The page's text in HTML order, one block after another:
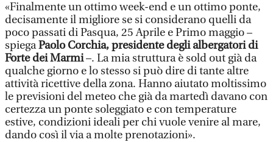
«Finalmente un ottimo week-end e un ottimo ponte,
decisamente il migliore se si considerano quelli da
poco passati di Pasqua, 25 Aprile e Primo maggio –
spiegaPaolo Corchia, presidente degli albergatori di
Forte dei Marmi–. La mia struttura è sold out già da
qualche giorno e lo stesso si può dire di tante altre
attività ricettive della zona. Hanno aiutato moltissimo
le previsioni del meteo che già da martedì davano con
certezza un ponte soleggiato e con temperature
estive, condizioni ideali per chi vuole venire al mare,
dando così il via a molte prenotazioni».